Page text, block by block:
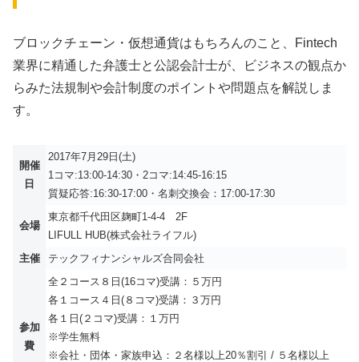
ブロックチェーン・仮想通貨はもちろんのこと、Fintech
業界に精通した弁護士と公認会計士が、ビジネスの観点か
らみた法規制や会計制度のポイントや問題点を解説しま
す。
開催
日
2017年7月29日(土)
1コマ:13:00-14:30・2コマ:14:45-16:15
質疑応答:16:30-17:00・名刺交換会：17:00-17:30
会場
東京都千代田区麹町1-4-4 2F
LIFULL HUB(株式会社ライフル)
主催
テックフィナンシャルズ合同会社
参加
費
全２コース８日(16コマ)受講：５万円
各１コース４日(８コマ)受講：３万円
各１日(２コマ)受講：１万円
※学生無料
※会社・団体・家族申込：２名様以上20％割引 / ５名様以上